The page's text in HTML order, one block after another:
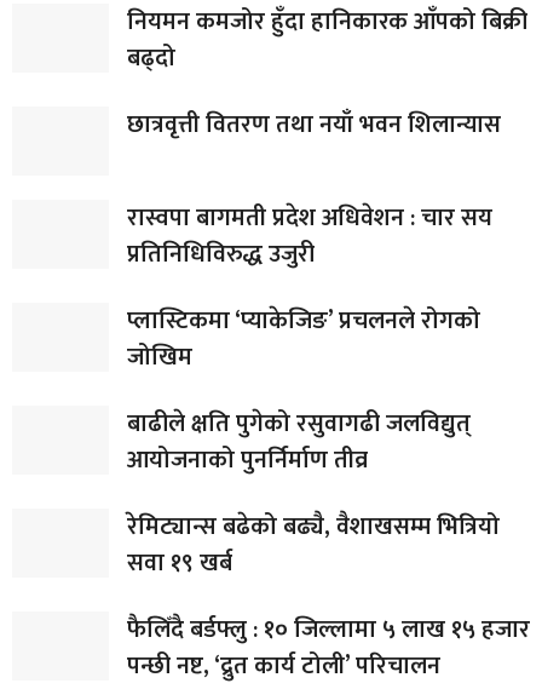
नियमन कमजोर हुँदा हानिकारक आँपको बिक्री
बढ्दो
छात्रवृत्ती वितरण तथा नयाँ भवन शिलान्यास
रास्वपा बागमती प्रदेश अधिवेशन : चार सय
प्रतिनिधिविरुद्ध उजुरी
प्लास्टिकमा ‘प्याकेजिङ’ प्रचलनले रोगको
जोखिम
बाढीले क्षति पुगेको रसुवागढी जलविद्युत्
आयोजनाको पुनर्निर्माण तीव्र
रेमिट्यान्स बढेको बढ्यै, वैशाखसम्म भित्रियो
सवा १९ खर्ब
फैलिँदै बर्डफ्लु : १० जिल्लामा ५ लाख १५ हजार
पन्छी नष्ट, ‘द्रुत कार्य टोली’ परिचालन